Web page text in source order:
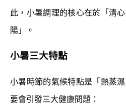
此，小暑調理的核心在於「清
陽」。
小暑三大特點
小暑時節的氣候特點是「熱蒸
要會引發三大健康問題：